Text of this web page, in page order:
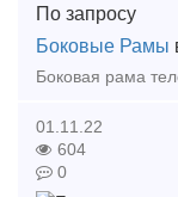
По запросу
Боковые Рамы
01.11.22
604
0